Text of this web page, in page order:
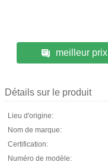
meilleur prix
Détails sur le produit
Lieu d'origine:
Nom de marque:
Certification:
Numéro de modèle: